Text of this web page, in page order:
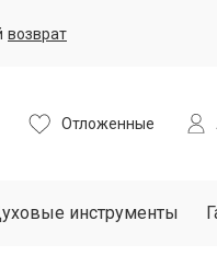
возврат
Отложенные
инструменты